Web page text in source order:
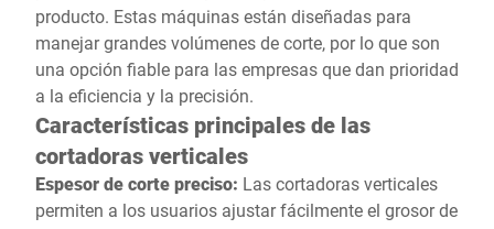
pedidos se encuentran
listos a su disposición:
cortados, envasados y
etiquetados.
producto. Estas máquinas están diseñadas para
manejar grandes volúmenes de corte, por lo que son
una opción fiable para las empresas que dan prioridad
a la eficiencia y la precisión.
Características principales de las
cortadoras verticales
Espesor de corte preciso: Las cortadoras verticales
permiten a los usuarios ajustar fácilmente el grosor de